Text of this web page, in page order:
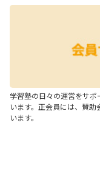
学習塾の日々の運営をサ
います。正会員には、賛
います。